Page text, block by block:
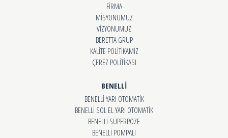
FİRMA
MİSYONUMUZ
VİZYONUMUZ
BERETTA GRUP
KALİTE POLİTİKAMIZ
ÇEREZ POLİTİKASI
BENELLİ
BENELLİ YARI OTOMATİK
BENELLİ SOL EL YARI OTOMATİK
BENELLİ SÜPERPOZE
BENELLİ POMPALI